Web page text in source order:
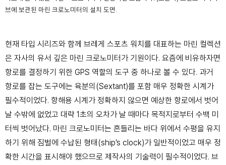
브에 보관된 마린 크로노미터의 설치 도면.
현재 타입 시리즈와 함께 브레게 스포츠 워치를 대표하는 마린 컬렉션
은 자사의 유서 깊은 마린 크로노미터가 기원이다. 요즘에 비유하자면
항로를 결정하기 위한 GPS 역할의 도구 중 하나로 볼 수 있다. 과거
항로를 잡는 도구에는 육분의(Sextant)를 포함 매우 정확한 시계가
필수적이었다. 항해용 시계가 정확하지 않으면 예상한 항로에서 벗어
날 수밖에 없었고 대략 1초의 오차가 날 때마다 목적지로부터 수백 미
터씩 벗어났다. 마린 크로노미터는 흔들리는 바다 위에서 수평을 유지
하기 위해 짐벌에 수납된 형태(ship’s clock)가 일반적이었고 매우 정
확한 시간을 표시해야 했으므로 제작사의 기술력이 필수적이었다. 브